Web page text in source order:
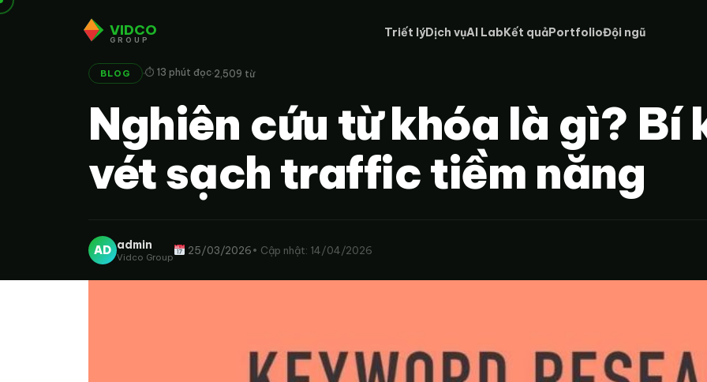
VIDCO
GROUP
Triết lýDịch vụAI LabKết quảPortfolioĐội ngũ
BLOG ·⏱ 13 phút đọc·2,509 từ
Nghiên cứu từ khóa là gì? Bí
vét sạch traffic tiềm năng
AD admin
Vidco Group
25/03/2026• Cập nhật: 14/04/2026